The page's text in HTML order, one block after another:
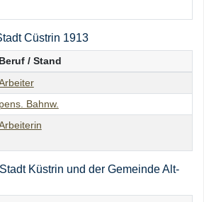
Cüstrin 1913
Beruf / Stand
pens. Bahnw.
Küstrin und der Gemeinde Alt-